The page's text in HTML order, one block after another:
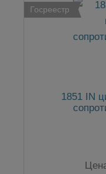
Госреестр
1851 IN